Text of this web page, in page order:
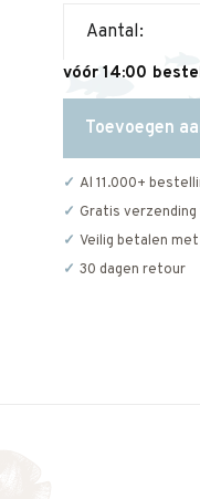
Aantal:
vóór 14:00
Toevoegen
Al 11.000+
Gratis
Veilig betalen
30 dagen retour